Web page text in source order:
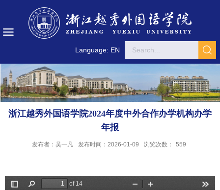
Language: EN
浙江越秀外国语学院2024年度中外合作办学机构办学
年报
发布者：吴一凡 发布时间：2026-01-09 浏览次数： 559